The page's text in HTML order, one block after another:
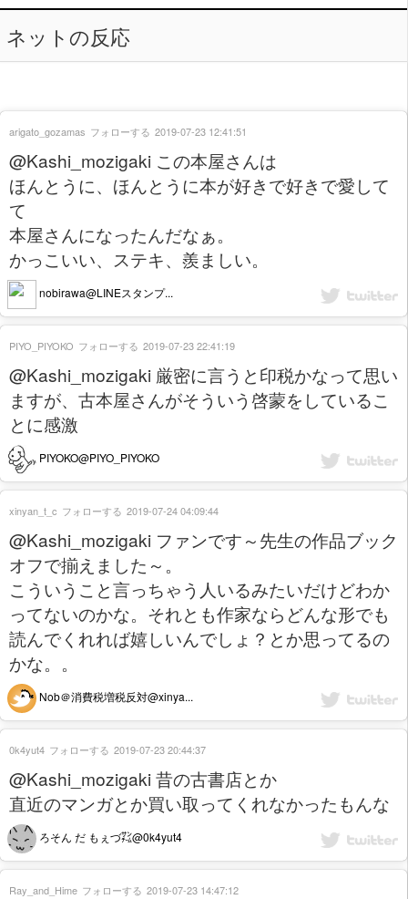
ネットの反応
@Kashi_mozigaki この本屋さんは
ほんとうに、ほんとうに本が好きで好きで愛して
て
本屋さんになったんだなぁ。
かっこいい、ステキ、羨ましい。
nobirawa@LINEスタンプ...
arigato_gozamas フォローする 2019-07-23 12:41:51
@Kashi_mozigaki 厳密に言うと印税かなって思い
ますが、古本屋さんがそういう啓蒙をしているこ
とに感激
PIYOKO@PIYO_PIYOKO
PIYO_PIYOKO フォローする 2019-07-23 22:41:19
@Kashi_mozigaki ファンです～先生の作品ブック
オフで揃えました～。
こういうこと言っちゃう人いるみたいだけどわか
ってないのかな。それとも作家ならどんな形でも
読んでくれれば嬉しいんでしょ？とか思ってるの
かな。。
Nob＠消費税増税反対@xinya...
xinyan_t_c フォローする 2019-07-24 04:09:44
@Kashi_mozigaki 昔の古書店とか
直近のマンガとか買い取ってくれなかったもんな
ろそん だ もぇづ㌠@0k4yut4
0k4yut4 フォローする 2019-07-23 20:44:37
Ray_and_Hime フォローする 2019-07-23 14:47:12